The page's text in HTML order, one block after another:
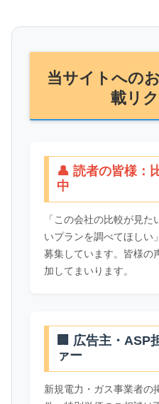
当サイトへの
載リ
👤 読者の皆様：
中
「この会社の比較が見
いプランを調べてほしい
募集しています。皆様の
加してまいります。
🏢 広告主・ASP
ァー
新規電力・ガス事業者の